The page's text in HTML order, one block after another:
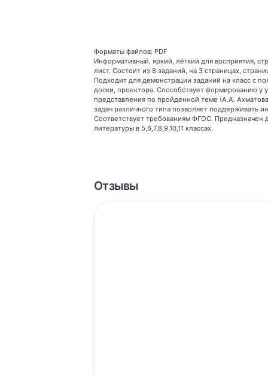
Форматы файлов: PDF
Информативный, яркий, лёгкий для восприятия,
лист. Состоит из 8 заданий, на 3 страницах,
Подходит для демонстрации заданий на класс с
доски, проектора. Способствует формированию у
представления по пройденной теме (А.А.
задач различного типа позволяет поддерживать
Соответствует требованиям ФГОС. Предназначен
литературы в 5,6,7,8,9,10,11 классах.
Отзывы